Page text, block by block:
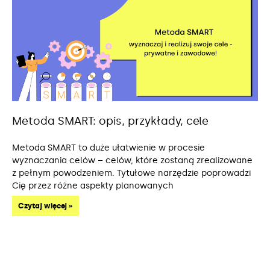
Metoda SMART: opis, przykłady, cele
Metoda SMART to duże ułatwienie w procesie
wyznaczania celów – celów, które zostaną zrealizowane
z pełnym powodzeniem. Tytułowe narzędzie poprowadzi
Cię przez różne aspekty planowanych
Czytaj więcej »